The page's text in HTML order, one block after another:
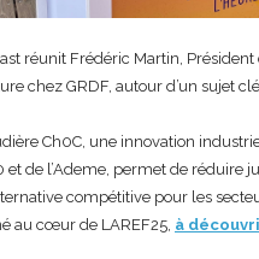
réunit Frédéric Martin,
chez GRDF, autour d’un sujet
Ch0C, une innovation
de l’Ademe, permet de réduire
compétitive pour les
au cœur de LAREF25, à